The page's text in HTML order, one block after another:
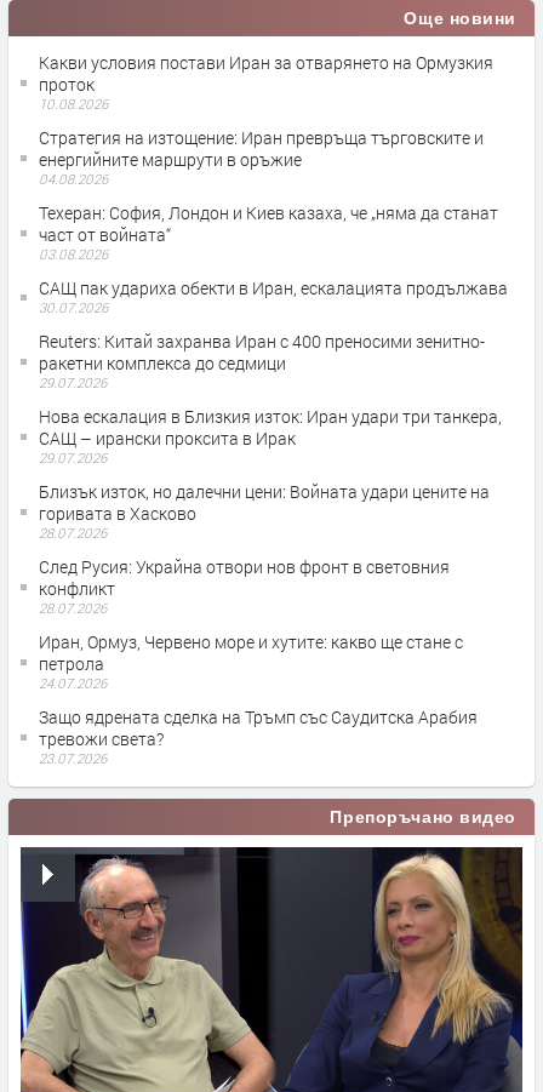
Още новини
Какви условия постави Иран за отварянето на Ормузкия
проток
10.08.2026
Стратегия на изтощение: Иран превръща търговските и
енергийните маршрути в оръжие
04.08.2026
Teхеран: София, Лондон и Киев казаха, че „няма да станат
част от войната“
03.08.2026
САЩ пак удариха обекти в Иран, ескалацията продължава
30.07.2026
Reuters: Китай захранва Иран с 400 преносими зенитно-
ракетни комплекса до седмици
29.07.2026
Нова ескалация в Близкия изток: Иран удари три танкера,
САЩ – ирански проксита в Ирак
29.07.2026
Близък изток, но далечни цени: Войната удари цените на
горивата в Хасково
28.07.2026
След Русия: Украйна отвори нов фронт в световния
конфликт
28.07.2026
Иран, Ормуз, Червено море и хутите: какво ще стане с
петрола
24.07.2026
Защо ядрената сделка на Тръмп със Саудитска Арабия
тревожи света?
23.07.2026
Препоръчано видео